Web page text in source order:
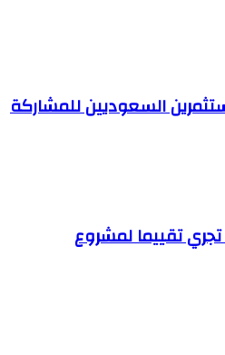
السعوديين للمشاركة
تقييما لمشروع